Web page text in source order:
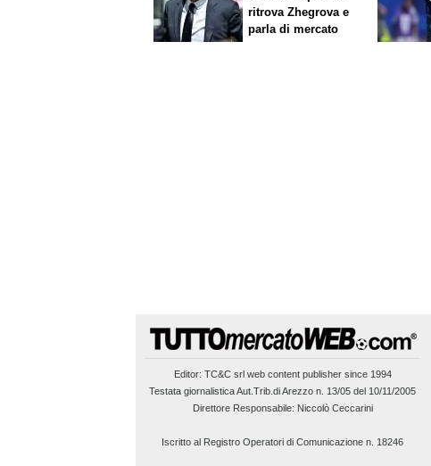
ritrova Zhegrova e
parla di mercato
Editor: TC&C srl web content publisher since 1994
Testata giornalistica Aut.Trib.di Arezzo n. 13/05 del 10/11/2005
Direttore Responsabile: Niccolò Ceccarini
Iscritto al Registro Operatori di Comunicazione n. 18246